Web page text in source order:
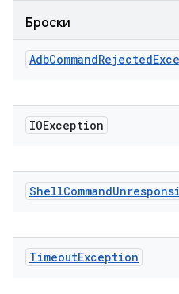
Броски
AdbCommandRejected
IOException
ShellCommand
TimeoutException